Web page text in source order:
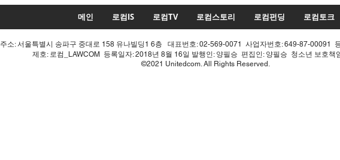
메인 로컴IS 로컴TV 로컴스토리 로컴펀딩 로컴토크
주소: 서울특별시 송파구 중대로 158 유나빌딩1 6층 대표번호: 02-569-0071 사업자번호: 649-87-00091
제호: 로컴_LAWCOM 등록일자: 2018년 8월 16일 발행인: 양필승 편집인: 양필승 청소년 보호
©2021 Unitedcom. All Rights Reserved.